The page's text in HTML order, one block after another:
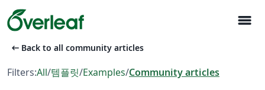
menu
arrow_left_alt Back to all community articles
Filters:All/템플릿/Examples/Community articles